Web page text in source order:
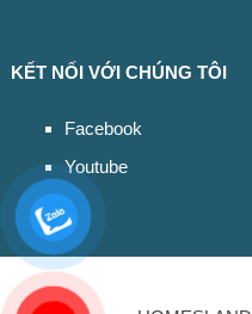
KẾT NỐI VỚI CHÚNG TÔI
Facebook
Youtube